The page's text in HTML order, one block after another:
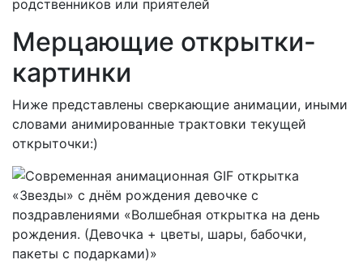
родственников или приятелей
Мерцающие открытки-
картинки
Ниже представлены сверкающие анимации, иными
словами анимированные трактовки текущей
открыточки:)